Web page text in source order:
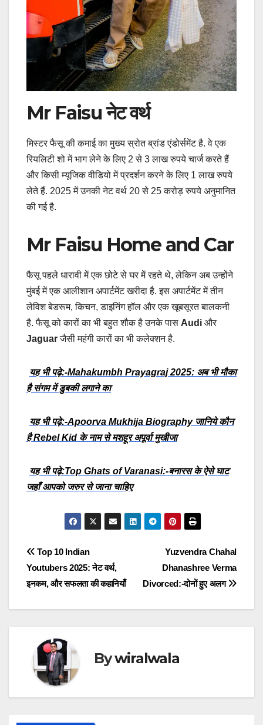
Mr Faisu नेट वर्थ
मिस्टर फैसू की कमाई का मुख्य स्रोत ब्रांड एंडोर्समेंट है. वे एक
रियलिटी शो में भाग लेने के लिए 2 से 3 लाख रुपये चार्ज करते हैं
और किसी म्यूजिक वीडियो में प्रदर्शन करने के लिए 1 लाख रुपये
लेते हैं. 2025 में उनकी नेट वर्थ 20 से 25 करोड़ रुपये अनुमानित
की गई है.
Mr Faisu Home and Car
फैसू पहले धारावी में एक छोटे से घर में रहते थे, लेकिन अब उन्होंने
मुंबई में एक आलीशान अपार्टमेंट खरीदा है. इस अपार्टमेंट में तीन
लेविश बेडरूम, किचन, डाइनिंग हॉल और एक खूबसूरत बालकनी
है. फैसू को कारों का भी बहुत शौक है उनके पास Audi और
Jaguarजैसी महंगी कारों का भी कलेक्शन है.
यह भी पढ़े:-Mahakumbh Prayagraj 2025: अब भी मौका
है संगम में डुबकी लगाने का
यह भी पढ़े:-Apoorva Mukhija Biography जानिये कौन
है Rebel Kid के नाम से मशहूर अपूर्वा मुखीजा
यह भी पढ़े:Top Ghats of Varanasi:-बनारस के ऐसे घाट
जहाँ आपको जरुर से जाना चाहिए
Post
navigation
Yuzvendra Chahal
Dhanashree Verma
Divorced:-दोनों हुए अलग
Top 10 Indian
Youtubers 2025: नेट वर्थ,
इनकम, और सफलता की कहानियाँ
Bywiralwala